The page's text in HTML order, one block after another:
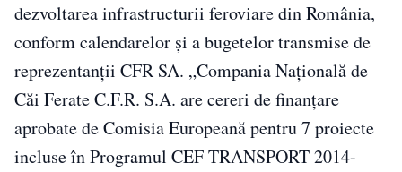
dezvoltarea infrastructurii feroviare din România,
conform calendarelor şi a bugetelor transmise de
reprezentanţii CFR SA. „Compania Naţională de
Căi Ferate C.F.R. S.A. are cereri de finanţare
aprobate de Comisia Europeană pentru 7 proiecte
incluse în Programul CEF TRANSPORT 2014-